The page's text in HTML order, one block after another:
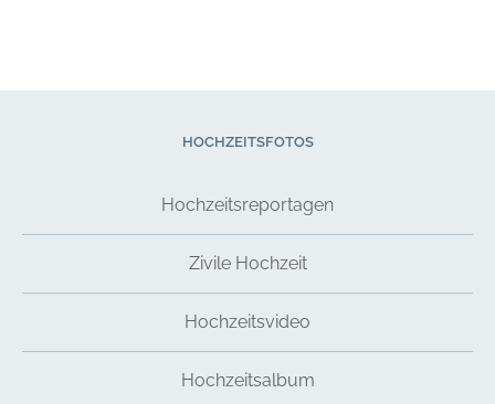
HOCHZEITSFOTOS
Hochzeitsreportagen
Zivile Hochzeit
Hochzeitsvideo
Hochzeitsalbum